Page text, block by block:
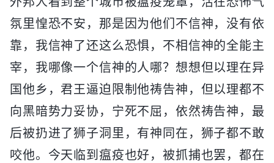
氛里惶恐不安，那是因为他们不信神，没有依
靠，我信神了还这么恐惧，不相信神的全能主
宰，我哪像一个信神的人哪？想想但以理在异
国他乡，君王逼迫限制他祷告神，但以理都不
向黑暗势力妥协，宁死不屈，依然祷告神，最
后被扔进了狮子洞里，有神同在，狮子都不敢
咬他。今天临到瘟疫也好，被抓捕也罢，都在